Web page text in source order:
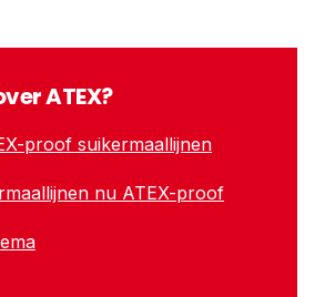
ATEX?
proof suikermaallijnen
nu ATEX-proof